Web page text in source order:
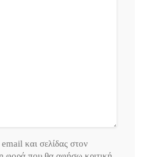
και σελίδας στον